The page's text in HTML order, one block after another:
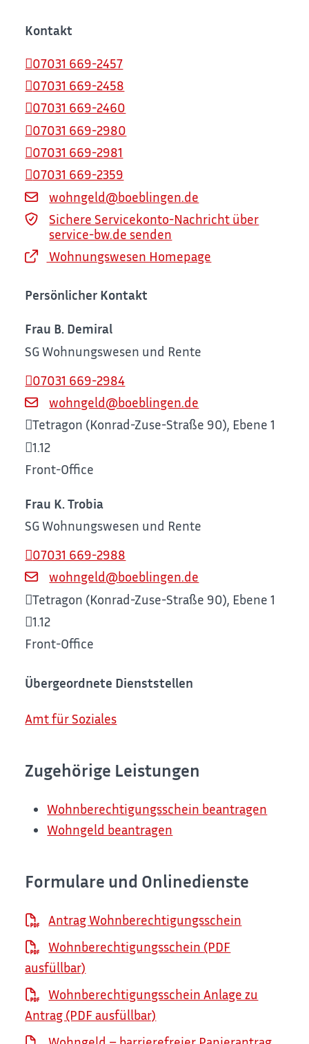
Kontakt
07031 669-2457
07031 669-2458
07031 669-2460
07031 669-2980
07031 669-2981
07031 669-2359
wohngeld@boeblingen.de
Sichere Servicekonto-Nachricht über
service-bw.de senden
Wohnungswesen Homepage
Persönlicher Kontakt
Frau B. Demiral
SG Wohnungswesen und Rente
07031 669-2984
wohngeld@boeblingen.de
Tetragon (Konrad-Zuse-Straße 90), Ebene 1
1.12
Front-Office
Frau K.Trobia
SG Wohnungswesen und Rente
07031 669-2988
wohngeld@boeblingen.de
Tetragon (Konrad-Zuse-Straße 90), Ebene 1
1.12
Front-Office
Übergeordnete Dienststellen
Amt für Soziales
Zugehörige Leistungen
Wohnberechtigungsschein beantragen
Wohngeld beantragen
Formulare und Onlinedienste
Antrag Wohnberechtigungsschein
Wohnberechtigungsschein (PDF
ausfüllbar)
Wohnberechtigungsschein Anlage zu
Antrag (PDF ausfüllbar)